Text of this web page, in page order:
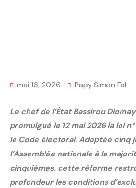
mai 16, 2026 Papy Simon Fal
Le chef de l’État Bassirou
promulgué le 12 mai 2026 la loi
le Code électoral. Adoptée cinq
l’Assemblée nationale à la
cinquièmes, cette réforme
profondeur les conditions